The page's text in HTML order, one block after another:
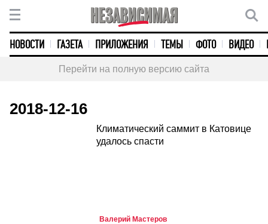
НОВОСТИ ГАЗЕТА ПРИЛОЖЕНИЯ ТЕМЫ ФОТО ВИДЕО
Перейти на полную версию сайта
2018-12-16
Климатический саммит в Катовице
удалось спасти
Валерий Мастеров